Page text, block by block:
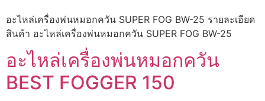
อะไหล่เครื่องพ่นหมอกควัน SUPER FOG BW-25 รายละเอียด
สินค้า อะไหล่เครื่องพ่นหมอกควัน SUPER FOG BW-25
อะไหล่เครื่องพ่นหมอกควัน
BEST FOGGER 150